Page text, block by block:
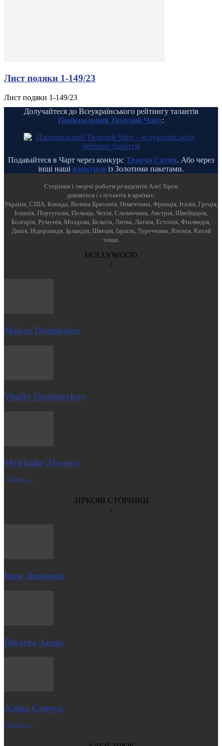
Лист подяки 1-149/23
Лист подяки 1-149/23
Долучайтеся до Всеукраїнського рейтингу талантів
Національний Творчий Чарт:
Подавайтеся в Чарт через конкурс Творча Сотня. Або через
інші наші конкурси із Золотими пакетами.
Cторінки і творчі роботи резидентів Алеї Зірок
дивляться і слухають в країнах:
Україна, США, Канада, Велика Британія, Німеччина, Франція, Італія, Греція,
Іспанія, Португалія, Польща, Чехія, Словаччина, Австрія, Швейцарія,
Болгарія, Румунія, Молдова, Бельгія, Литва, Латвія, Естонія, Фінляндія,
Данія, Нідерланди, Ірландія, Швеція, Ізраїль, Туреччина, Японія, Китай
тощо.
HOLLYWOOD
Makar Dudukalov
Vitaliy Slastianykov
Mykhailo Zhyrnyi
| Більше →
ЗІРКОВІ СТОРІНКИ
Іван Липовик
Віолета Заєць
Аліна Савчук
| Більше →